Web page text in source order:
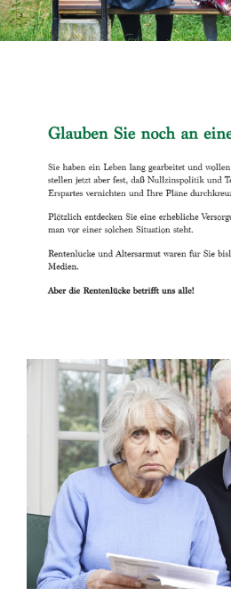
Versicherungsberatung